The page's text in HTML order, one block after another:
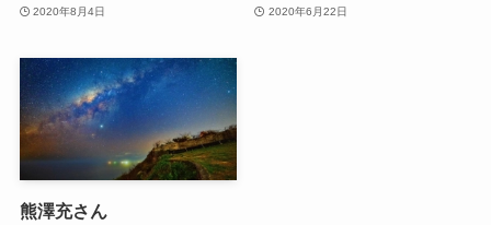
2020年8月4日 2020年6月22日
熊澤充さん